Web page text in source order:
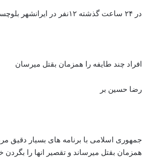
در ۲۴ ساعت گذشته ۱۲نفر در ایرانشهر بلوچستان کشته شده و تعداد زیادی مجروح گردیده اند.
افراد چند طایفه را همزمان بقتل میرسان
‫رضا حسین بر
‫جمهوری اسلامی با برنامه های بسیار دقیق
همزمان بقتل میرساند و تقصیر انها را بگردن